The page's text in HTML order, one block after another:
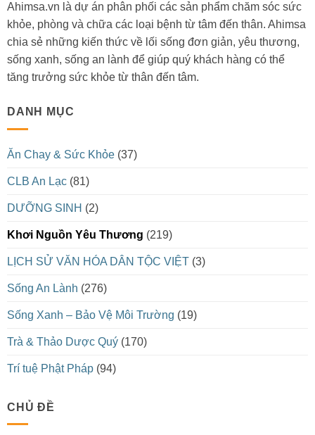
Ahimsa.vn là dự án phân phối các sản phẩm chăm sóc sức
khỏe, phòng và chữa các loại bệnh từ tâm đến thân. Ahimsa
chia sẻ những kiến thức về lối sống đơn giản, yêu thương,
sống xanh, sống an lành để giúp quý khách hàng có thể
tăng trưởng sức khỏe từ thân đến tâm.
DANH MỤC
Ăn Chay & Sức Khỏe (37)
CLB An Lạc (81)
DƯỠNG SINH (2)
Khơi Nguồn Yêu Thương (219)
LỊCH SỬ VĂN HÓA DÂN TỘC VIỆT (3)
Sống An Lành (276)
Sống Xanh – Bảo Vệ Môi Trường (19)
Trà & Thảo Dược Quý (170)
Trí tuệ Phật Pháp (94)
CHỦ ĐỀ